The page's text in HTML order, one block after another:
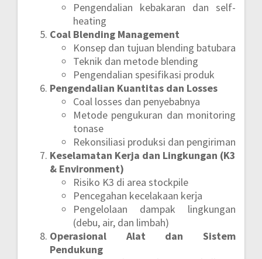
Pengendalian kebakaran dan self-
heating
Coal Blending Management
Konsep dan tujuan blending batubara
Teknik dan metode blending
Pengendalian spesifikasi produk
Pengendalian Kuantitas dan Losses
Coal losses dan penyebabnya
Metode pengukuran dan monitoring
tonase
Rekonsiliasi produksi dan pengiriman
Keselamatan Kerja dan Lingkungan (K3
& Environment)
Risiko K3 di area stockpile
Pencegahan kecelakaan kerja
Pengelolaan dampak lingkungan
(debu, air, dan limbah)
Operasional Alat dan Sistem
Pendukung